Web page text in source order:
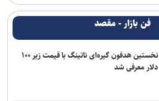
فن بازار - مقصد
نخستین هدفون گیره‌ای ناتینگ با قیمت زیر ۱۰۰
دلار معرفی شد